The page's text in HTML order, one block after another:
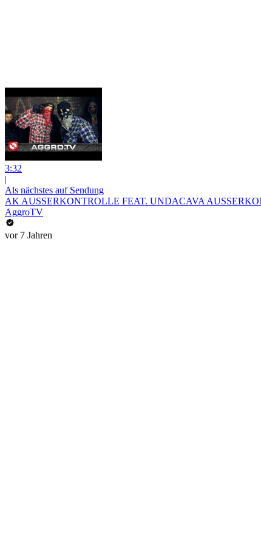
3:32
|
Als nächstes auf Sendung
AK AUSSERKONTROLLE FEAT. UNDACAVA
AggroTV
vor 7 Jahren